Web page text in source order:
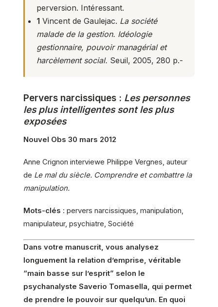
perversion. Intéressant.
1 Vincent de Gaulejac. La société
malade de la gestion. Idéologie
gestionnaire, pouvoir managérial et
harcèlement social. Seuil, 2005, 280 p.-
Pervers narcissiques : Les personnes
les plus intelligentes sont les plus
exposées
Nouvel Obs 30 mars 2012
Anne Crignon interviewe Philippe Vergnes, auteur
de Le mal du siècle. Comprendre et combattre la
manipulation.
Mots-clés : pervers narcissiques, manipulation,
manipulateur, psychiatre, Société
Dans votre manuscrit, vous analysez
longuement la relation d’emprise, véritable
“main basse sur l’esprit” selon le
psychanalyste Saverio Tomasella, qui permet
de prendre le pouvoir sur quelqu’un. En quoi